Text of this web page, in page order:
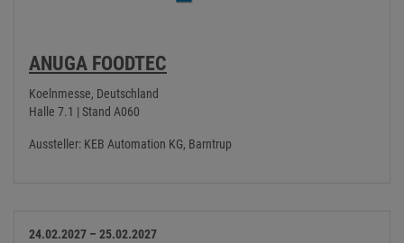
ANUGA FOODTEC
Koelnmesse, Deutschland
Halle 7.1 | Stand A060
Aussteller: KEB Automation KG, Barntrup
24.02.2027 – 25.02.2027